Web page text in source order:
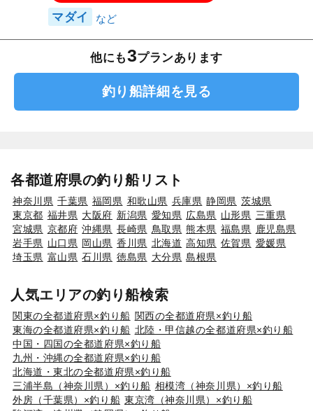
マダイ
他にも3プランあります
釣り船詳細を見る
各都道府県の釣り船リスト
神奈川県 千葉県 福岡県 和歌山県 兵庫県 静岡県 茨城県
東京都 福井県 大阪府 新潟県 愛知県 広島県 山形県 三重県
宮城県 京都府 沖縄県 長崎県 鳥取県 熊本県 福島県
鹿児島県
岩手県 山口県 岡山県 香川県 北海道 高知県 佐賀県 愛媛県
埼玉県 富山県 石川県 徳島県 大分県 島根県
人気エリアの釣り船検索
関東の全都道府県×釣り船 関西の全都道府県×釣り船
東海の全都道府県×釣り船 北陸・甲信越の全都道府県×釣り船
中国・四国の全都道府県×釣り船
九州・沖縄の全都道府県×釣り船
北海道・東北の全都道府県×釣り船
三浦半島（神奈川県）×釣り船 相模湾（神奈川県）×釣り船
外房（千葉県）×釣り船 東京湾（神奈川県）×釣り船